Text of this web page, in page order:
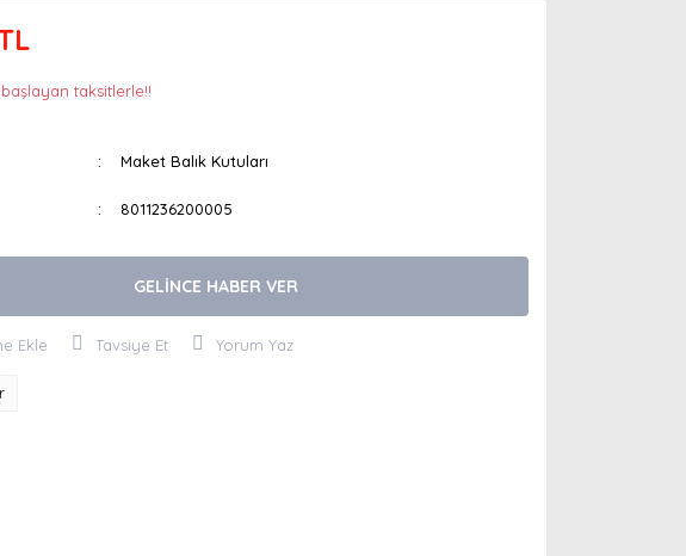
taksitlerle!!
Maket Balık Kutuları
8011236200005
GELİNCE HABER VER
Tavsiye Et Yorum Yaz